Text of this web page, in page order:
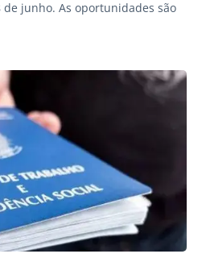
junho. As oportunidades são